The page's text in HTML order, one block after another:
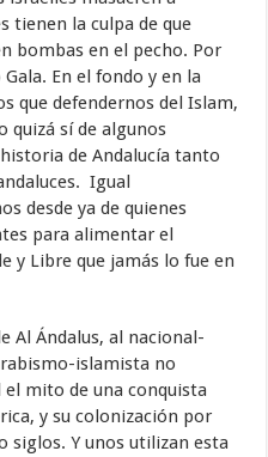
tienen la culpa de que
bombas en el pecho. Por
En el fondo y en la
que defendernos del Islam,
quizá sí de algunos
de Andalucía tanto
Igual
desde ya de quienes
para alimentar el
y Libre que jamás lo fue en
Al Ándalus, al nacional-
islamista no
mito de una conquista
y su colonización por
siglos. Y unos utilizan esta